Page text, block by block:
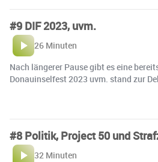
#9 DIF 2023, uvm.
26 Minuten
Nach längerer Pause gibt es eine
Donauinselfest 2023 uvm. stand zur
#8 Politik, Project 50 und
32 Minuten